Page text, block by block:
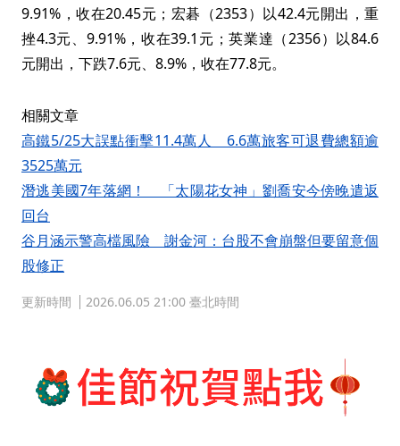
9.91%，收在20.45元；宏碁（2353）以42.4元開出，重
挫4.3元、9.91%，收在39.1元；英業達（2356）以84.6
元開出，下跌7.6元、8.9%，收在77.8元。
相關文章
高鐵5/25大誤點衝擊11.4萬人 6.6萬旅客可退費總額逾
3525萬元
潛逃美國7年落網！ 「太陽花女神」劉喬安今傍晚遣返
回台
谷月涵示警高檔風險 謝金河：台股不會崩盤但要留意個
股修正
更新時間 2026.06.05 21:00 臺北時間